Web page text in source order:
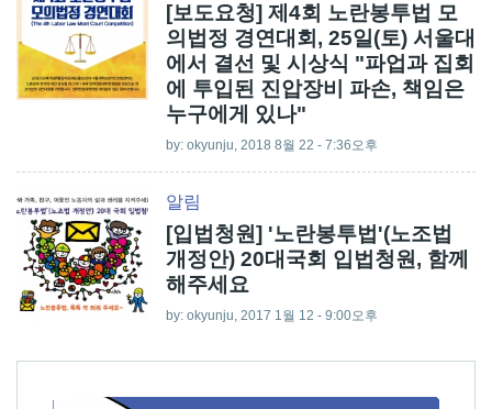
[보도요청] 제4회 노란봉투법 모
의법정 경연대회, 25일(토) 서울대
에서 결선 및 시상식 "파업과 집회
에 투입된 진압장비 파손, 책임은
누구에게 있나"
by: okyunju, 2018 8월 22 - 7:36오후
알림
[입법청원] '노란봉투법'(노조법
개정안) 20대국회 입법청원, 함께
해주세요
by: okyunju, 2017 1월 12 - 9:00오후